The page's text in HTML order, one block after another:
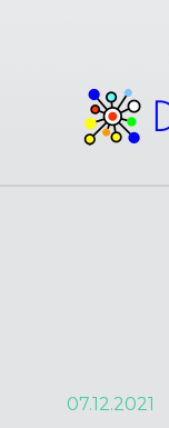
07.12.2021